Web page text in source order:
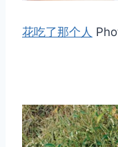
花吃了那个人